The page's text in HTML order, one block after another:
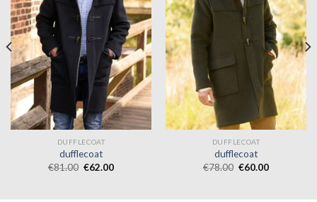
DUFFLECOAT
dufflecoat
€81.00 €62.00
DUFFLECOAT
dufflecoat
€78.00 €60.00